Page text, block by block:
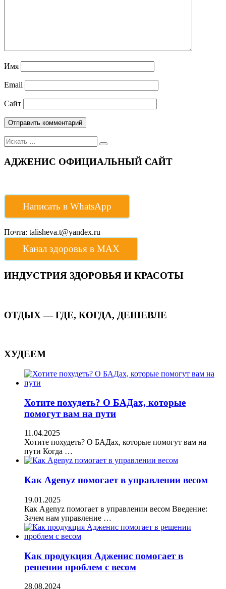
Имя
Email
Сайт
Поиск
для:
АДЖЕНИС ОФИЦИАЛЬНЫЙ САЙТ
Написать в WhatsApp
Почта: talisheva.t@yandex.ru
Канал здоровья в МАХ
ИНДУСТРИЯ ЗДОРОВЬЯ И КРАСОТЫ
ОТДЫХ — ГДЕ, КОГДА, ДЕШЕВЛЕ
ХУДЕЕМ
Хотите похудеть? О БАДах, которые
помогут вам на пути
11.04.2025
Хотите похудеть? О БАДах, которые помогут вам на
пути Когда …
Как Agenyz помогает в управлении весом
19.01.2025
Как Agenyz помогает в управлении весом Введение:
Зачем нам управление …
Как продукция Адженис помогает в
решении проблем с весом
28.08.2024